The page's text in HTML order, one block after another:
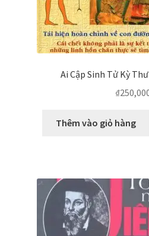
Ai Cập Sinh Tử Kỳ
₫
Thêm vào giỏ hàng